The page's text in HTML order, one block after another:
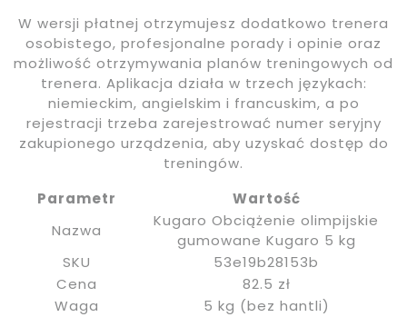
W wersji płatnej otrzymujesz dodatkowo trenera
osobistego, profesjonalne porady i opinie oraz
możliwość otrzymywania planów treningowych od
trenera. Aplikacja działa w trzech językach:
niemieckim, angielskim i francuskim, a po
rejestracji trzeba zarejestrować numer seryjny
zakupionego urządzenia, aby uzyskać dostęp do
treningów.
Parametr
Wartość
Nazwa
Kugaro Obciążenie olimpijskie
gumowane Kugaro 5 kg
SKU
53e19b28153b
Cena
82.5 zł
Waga
5 kg (bez hantli)